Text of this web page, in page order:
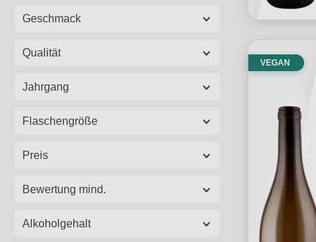
Geschmack
Qualität
Jahrgang
Flaschengröße
Preis
Bewertung mind.
Alkoholgehalt
VEGAN